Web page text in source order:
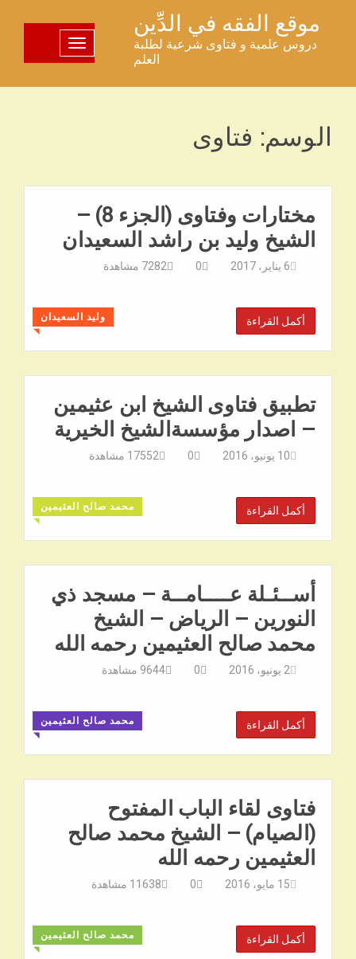
المحتوى
موقع الفقه في الدِّين
دروس علمية و فتاوى شرعية لطلبة
العلم
تبديل اللوحة
الوسم: فتاوى
مختارات وفتاوى (الجزء 8) –
الشيخ وليد بن راشد السعيدان
6 يناير، 2017 0
7282 مشاهدة
وليد السعيدان
◥
أكمل القراءة
تطبيق فتاوى الشيخ ابن عثيمين
– اصدار مؤسسةالشيخ الخيرية
10 يونيو، 2016 0
17552 مشاهدة
محمد صالح العثيمين
◥
أكمل القراءة
أســئـلة عــــامــة – مسجد ذي
النورين – الرياض – الشيخ
محمد صالح العثيمين رحمه الله
2 يونيو، 2016 0
9644 مشاهدة
محمد صالح العثيمين
◥
أكمل القراءة
فتاوى لقاء الباب المفتوح
(الصيام) – الشيخ محمد صالح
العثيمين رحمه الله
15 مايو، 2016 0
11638 مشاهدة
محمد صالح العثيمين
◥
أكمل القراءة